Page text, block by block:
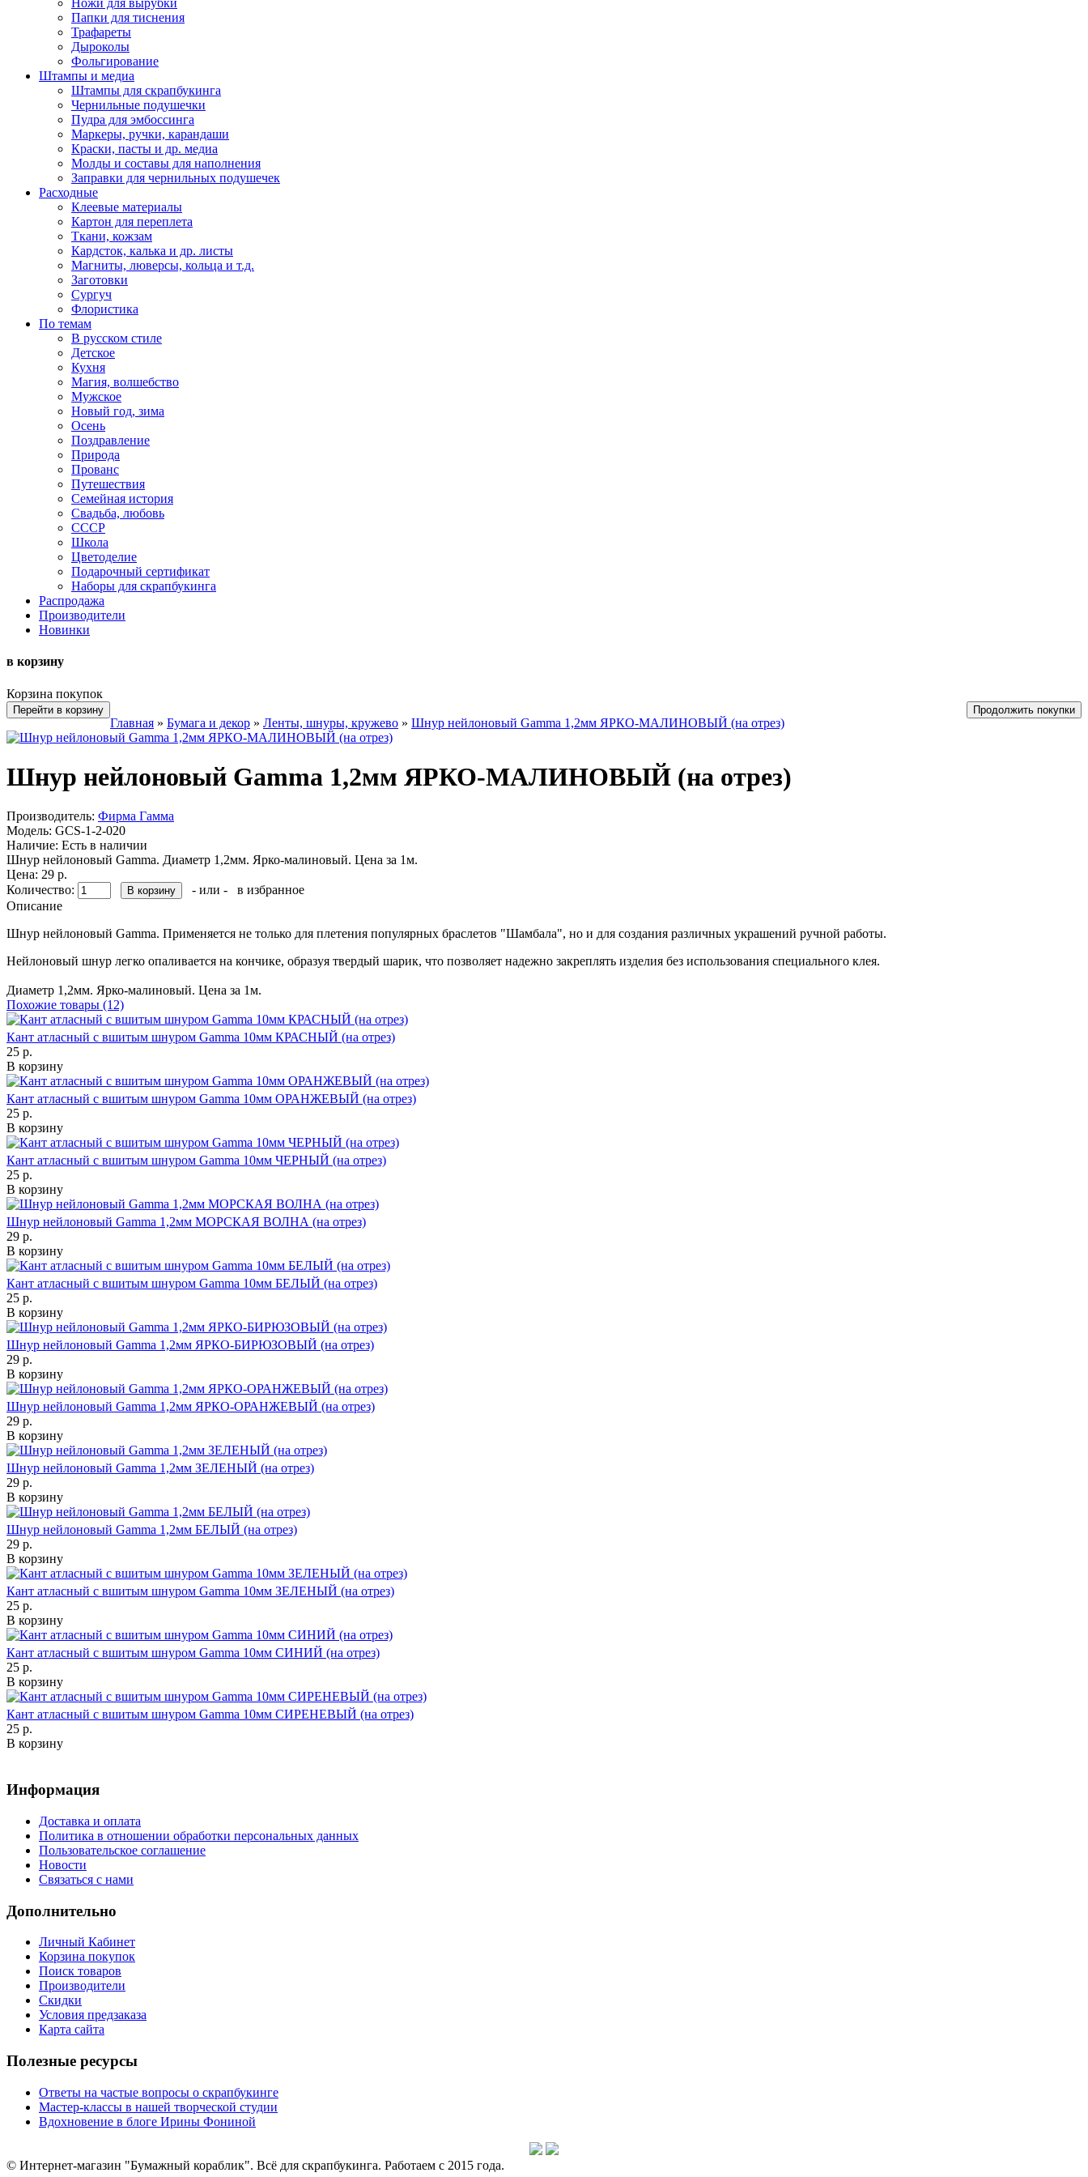
Ножи для вырубки
Папки для тиснения
Трафареты
Дыроколы
Фольгирование
Штампы и медиа
Штампы для скрапбукинга
Чернильные подушечки
Пудра для эмбоссинга
Маркеры, ручки, карандаши
Краски, пасты и др. медиа
Молды и составы для наполнения
Заправки для чернильных подушечек
Расходные
Клеевые материалы
Картон для переплета
Ткани, кожзам
Кардсток, калька и др. листы
Магниты, люверсы, кольца и т.д.
Заготовки
Сургуч
Флористика
По темам
В русском стиле
Детское
Кухня
Магия, волшебство
Мужское
Новый год, зима
Осень
Поздравление
Природа
Прованс
Путешествия
Семейная история
Свадьба, любовь
СССР
Школа
Цветоделие
Подарочный сертификат
Наборы для скрапбукинга
Распродажа
Производители
Новинки
в корзину
Корзина покупок
Перейти в корзину Продолжить покупки
Главная » Бумага и декор » Ленты, шнуры, кружево » Шнур нейлоновый Gamma 1,2мм ЯРКО-МАЛИНОВЫЙ (на отрез)
Шнур нейлоновый Gamma 1,2мм ЯРКО-МАЛИНОВЫЙ (на отрез)
Производитель: Фирма Гамма
Модель: GCS-1-2-020
Наличие: Есть в наличии
Шнур нейлоновый Gamma. Диаметр 1,2мм. Ярко-малиновый. Цена за 1м.
Цена: 29 р.
Количество:
- или -
в избранное
Описание
Шнур нейлоновый Gamma. Применяется не только для плетения популярных браслетов "Шамбала", но и для создания различных украшений ручной работы.
Нейлоновый шнур легко опаливается на кончике, образуя твердый шарик, что позволяет надежно закреплять изделия без использования специального клея.
Диаметр 1,2мм. Ярко-малиновый. Цена за 1м.
Похожие товары (12)
Кант атласный с вшитым шнуром Gamma 10мм КРАСНЫЙ (на отрез)
25 р.
В корзину
Кант атласный с вшитым шнуром Gamma 10мм ОРАНЖЕВЫЙ (на отрез)
25 р.
В корзину
Кант атласный с вшитым шнуром Gamma 10мм ЧЕРНЫЙ (на отрез)
25 р.
В корзину
Шнур нейлоновый Gamma 1,2мм МОРСКАЯ ВОЛНА (на отрез)
29 р.
В корзину
Кант атласный с вшитым шнуром Gamma 10мм БЕЛЫЙ (на отрез)
25 р.
В корзину
Шнур нейлоновый Gamma 1,2мм ЯРКО-БИРЮЗОВЫЙ (на отрез)
29 р.
В корзину
Шнур нейлоновый Gamma 1,2мм ЯРКО-ОРАНЖЕВЫЙ (на отрез)
29 р.
В корзину
Шнур нейлоновый Gamma 1,2мм ЗЕЛЕНЫЙ (на отрез)
29 р.
В корзину
Шнур нейлоновый Gamma 1,2мм БЕЛЫЙ (на отрез)
29 р.
В корзину
Кант атласный с вшитым шнуром Gamma 10мм ЗЕЛЕНЫЙ (на отрез)
25 р.
В корзину
Кант атласный с вшитым шнуром Gamma 10мм СИНИЙ (на отрез)
25 р.
В корзину
Кант атласный с вшитым шнуром Gamma 10мм СИРЕНЕВЫЙ (на отрез)
25 р.
В корзину
Информация
Доставка и оплата
Политика в отношении обработки персональных данных
Пользовательское соглашение
Новости
Связаться с нами
Дополнительно
Личный Кабинет
Корзина покупок
Поиск товаров
Производители
Скидки
Условия предзаказа
Карта сайта
Полезные ресурсы
Ответы на частые вопросы о скрапбукинге
Мастер-классы в нашей творческой студии
Вдохновение в блоге Ирины Фониной
© Интернет-магазин "Бумажный кораблик". Всё для скрапбукинга. Работаем с 2015 года.